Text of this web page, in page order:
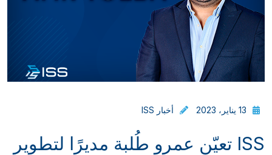
13 يناير، 2023 أخبار ISS
ISS تعيّن عمرو طُلبة مديرًا لتطوير